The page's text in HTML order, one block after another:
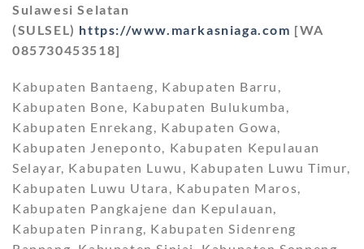
Sulawesi Selatan
(SULSEL) https://www.markasniaga.com [WA
085730453518]
Kabupaten Bantaeng, Kabupaten Barru,
Kabupaten Bone, Kabupaten Bulukumba,
Kabupaten Enrekang, Kabupaten Gowa,
Kabupaten Jeneponto, Kabupaten Kepulauan
Selayar, Kabupaten Luwu, Kabupaten Luwu Timur,
Kabupaten Luwu Utara, Kabupaten Maros,
Kabupaten Pangkajene dan Kepulauan,
Kabupaten Pinrang, Kabupaten Sidenreng